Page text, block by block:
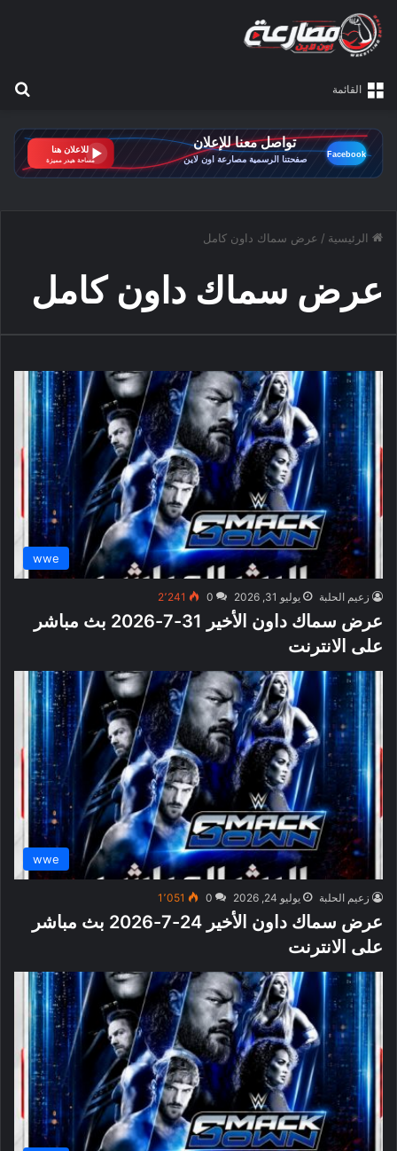
القائمة
الرئيسية / عرض سماك داون كامل
عرض سماك داون كامل
wwe
زعيم الحلبة يوليو 31, 2026 0 2٬241
عرض سماك داون الأخير 31-7-2026 بث مباشر
على الانترنت
wwe
زعيم الحلبة يوليو 24, 2026 0 1٬051
عرض سماك داون الأخير 24-7-2026 بث مباشر
على الانترنت